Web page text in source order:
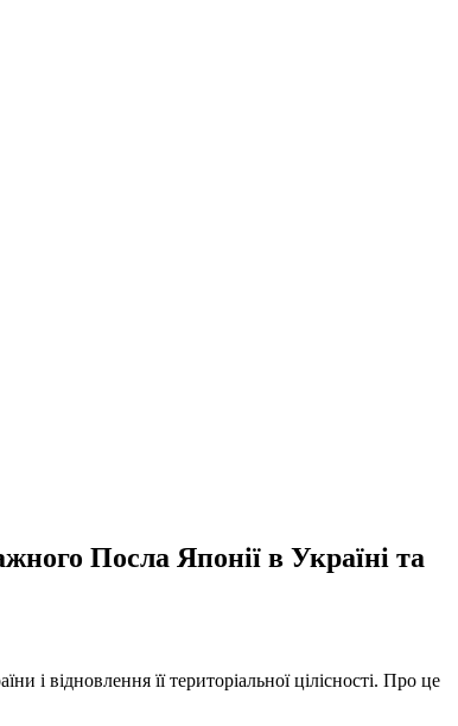
Посла Японії в Україні та
і відновлення її територіальної цілісності. Про це